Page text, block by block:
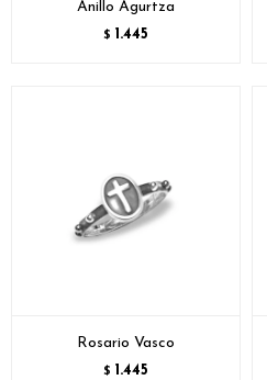
Anillo Agurtza
$ 1.445
Rosario Vasco
$ 1.445